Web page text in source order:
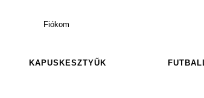
Fiókom
KAPUSKESZTYŰK